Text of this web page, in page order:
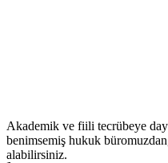
Akademik ve fiili tecrübeye
benimsemiş hukuk
alabilirsiniz.